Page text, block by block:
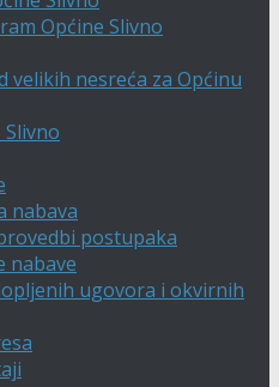
Općine Slivno
velikih nesreća za Općinu
nabava
postupaka
nabave
ugovora i okvirnih